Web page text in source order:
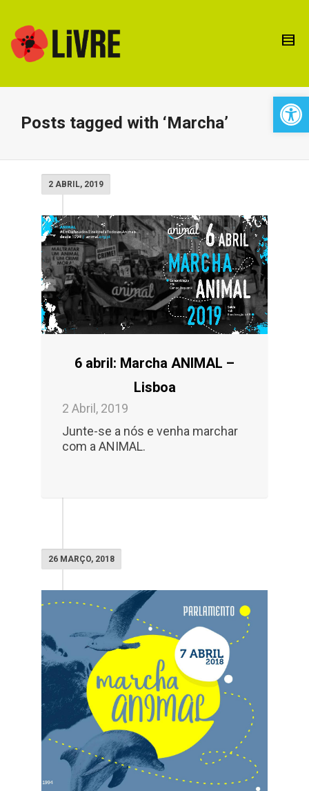
Posts tagged with ‘Marcha’
2 ABRIL, 2019
6 abril: Marcha ANIMAL –
Lisboa
2 Abril, 2019
Junte-se a nós e venha marchar
com a ANIMAL.
26 MARÇO, 2018